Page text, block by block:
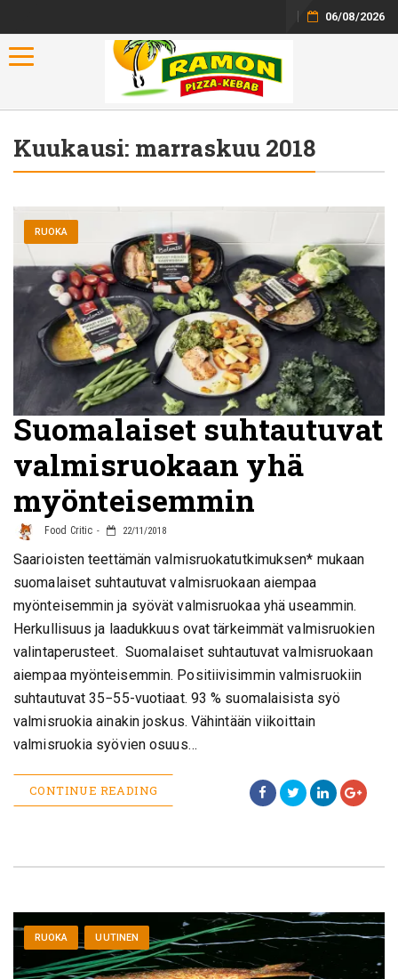
06/08/2026
Toggle navigation
Kuukausi: marraskuu 2018
RUOKA
Suomalaiset suhtautuvat
valmisruokaan yhä
myönteisemmin
Food Critic 22/11/2018
Saarioisten teettämän valmisruokatutkimuksen* mukaan
suomalaiset suhtautuvat valmisruokaan aiempaa
myönteisemmin ja syövät valmisruokaa yhä useammin.
Herkullisuus ja laadukkuus ovat tärkeimmät valmisruokien
valintaperusteet. Suomalaiset suhtautuvat valmisruokaan
aiempaa myönteisemmin. Positiivisimmin valmisruokiin
suhtautuvat 35−55-vuotiaat. 93 % suomalaisista syö
valmisruokia ainakin joskus. Vähintään viikoittain
valmisruokia syövien osuus…
CONTINUE READING
RUOKA UUTINEN